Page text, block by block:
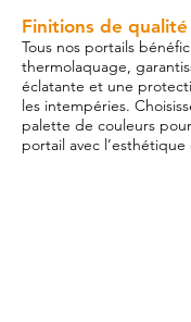
Finitions de qualité
Tous nos portails
thermolaquage,
éclatante et une
les intempéries.
palette de couleurs
portail avec